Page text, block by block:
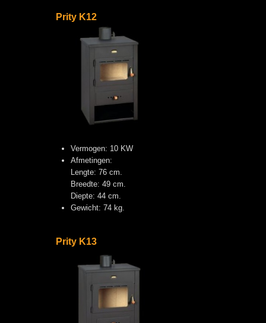
Prity K12
Vermogen: 10 KW
Afmetingen:
Lengte: 76 cm.
Breedte: 49 cm.
Diepte: 44 cm.
Gewicht: 74 kg.
Prity K13